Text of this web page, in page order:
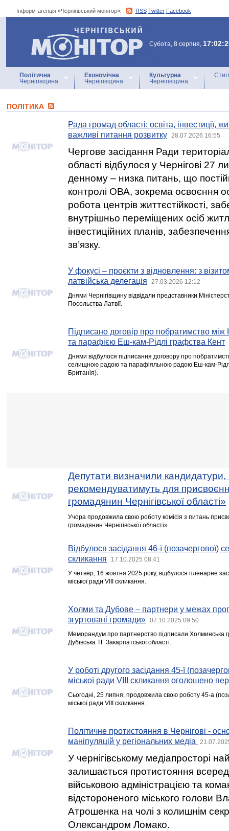
Інформ-агенція «Чернігівський монітор»: RSS Twitter Facebook
Інформ-агенція
«Чернігівський монітор»
Субота, 8 серпня,
Політична
Чернігівщина
Економічна
Чернігівщина
Культурна
Чернігівщина
ПОЛІТИКА
Рада громад області: освіта, інвестиції,
важливі питання розвитку
28.07.2026 16:55
Чергове засідання Ради
області відбулося у Чернігові 27
денному – низка питань, що
контролі ОВА, зокрема освоєння
робота центрів життєстійкості,
внутрішньо переміщених осіб
інвестиційних планів,
зв’язку.
У фокусі – проєкти з відновлення: з
латвійська делегація
27.03.2026 12:12
Днями Чернігівщину відвідали представники
Посольства Латвії.
Підписано договір про побратимство
та парафією Еш-кам-Рідлі графства Кент
Днями відбулося підписання договору про
селищною радою та парафіяльною радою Еш-кам-
Британія).
Депутати визначили кандидатури,
рекомендуватимуть для
громадянин Чернігівської області»
Учора продовжила свою роботу комісія з питань
громадянин Чернігівської області».
Відбулося засідання 46-ї (позачергової)
скликання
17.10.2025 08:41
У четвер, 16 жовтня 2025 року, відбулося пленарне
міської ради VIII скликання.
Холми та Дубове – партнери у межах
згуртовані громади»
07.10.2025 09:50
Меморандум про партнерство підписали Холминська
Дубівська ТГ Закарпатської області.
У роботі другого засідання 45-ї
міської ради VIII скликання оголошено
Сьогодні, 25 липня, продовжила свою роботу 45-а
міської ради VIII скликання.
Політичне протистояння в Чернігові -
маніпуляцій у регіональних медіа
У чернігівському медіапросторі
залишається протистояння
військовою адміністрацією та
відстороненого міського голови
Атрошенка на чолі з колишнім
Олександром Ломако.